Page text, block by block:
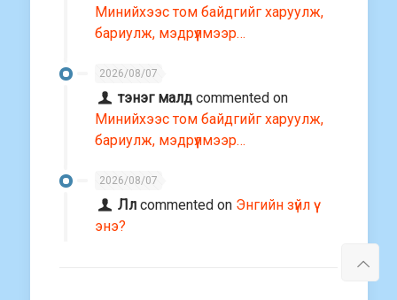
Минийхээс том байдгийг харуулж,
бариулж, мэдрүүлмээр…
2026/08/07
тэнэг малд commented on
Минийхээс том байдгийг харуулж,
бариулж, мэдрүүлмээр…
2026/08/07
Лл commented on Энгийн зүйл үү
энэ?